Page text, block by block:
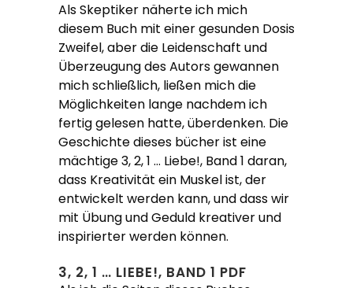
Als Skeptiker näherte ich mich
diesem Buch mit einer gesunden Dosis
Zweifel, aber die Leidenschaft und
Überzeugung des Autors gewannen
mich schließlich, ließen mich die
Möglichkeiten lange nachdem ich
fertig gelesen hatte, überdenken. Die
Geschichte dieses bücher ist eine
mächtige 3, 2, 1 … Liebe!, Band 1 daran,
dass Kreativität ein Muskel ist, der
entwickelt werden kann, und dass wir
mit Übung und Geduld kreativer und
inspirierter werden können.
3, 2, 1 … LIEBE!, BAND 1 PDF